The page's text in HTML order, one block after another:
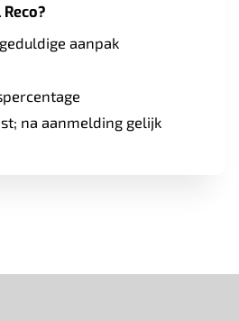
aanpak
na aanmelding gelijk